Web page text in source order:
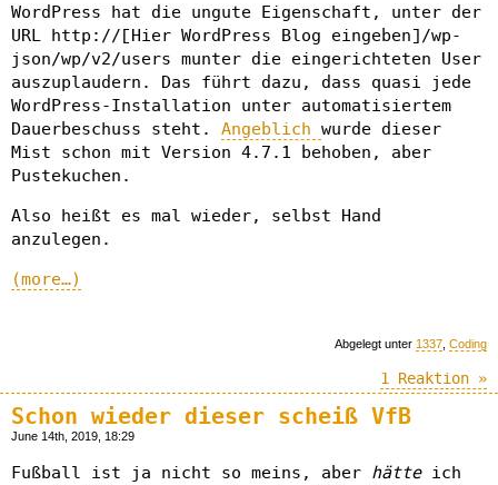
WordPress hat die ungute Eigenschaft, unter der
URL http://[Hier WordPress Blog eingeben]/wp-
json/wp/v2/users munter die eingerichteten User
auszuplaudern. Das führt dazu, dass quasi jede
WordPress-Installation unter automatisiertem
Dauerbeschuss steht. Angeblich wurde dieser
Mist schon mit Version 4.7.1 behoben, aber
Pustekuchen.
Also heißt es mal wieder, selbst Hand
anzulegen.
(more…)
Abgelegt unter 1337 Coding
1 Reaktion »
Schon wieder dieser scheiß VfB
June 14th, 2019, 18:29
Fußball ist ja nicht so meins, aber hätteich